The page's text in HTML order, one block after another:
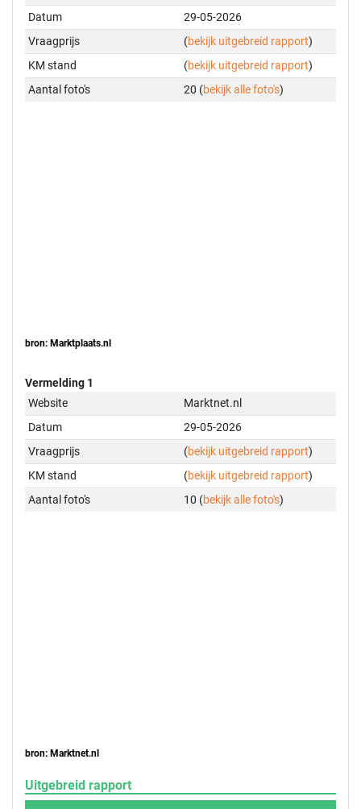
Datum
29-05-2026
Vraagprijs
(bekijk uitgebreid rapport)
KM stand
(bekijk uitgebreid rapport)
Aantal foto's
20 (bekijk alle foto's)
bron: Marktplaats.nl
Vermelding 1
Website
Marktnet.nl
Datum
29-05-2026
Vraagprijs
(bekijk uitgebreid rapport)
KM stand
(bekijk uitgebreid rapport)
Aantal foto's
10 (bekijk alle foto's)
bron: Marktnet.nl
Uitgebreid rapport